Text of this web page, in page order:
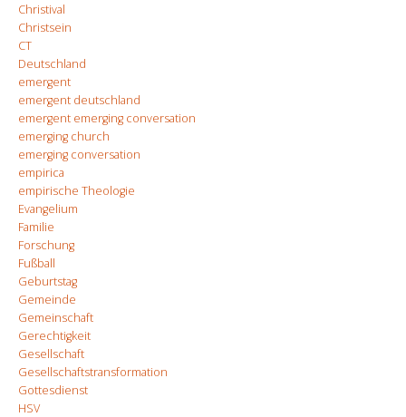
Christival
Christsein
CT
Deutschland
emergent
emergent deutschland
emergent emerging conversation
emerging church
emerging conversation
empirica
empirische Theologie
Evangelium
Familie
Forschung
Fußball
Geburtstag
Gemeinde
Gemeinschaft
Gerechtigkeit
Gesellschaft
Gesellschaftstransformation
Gottesdienst
HSV